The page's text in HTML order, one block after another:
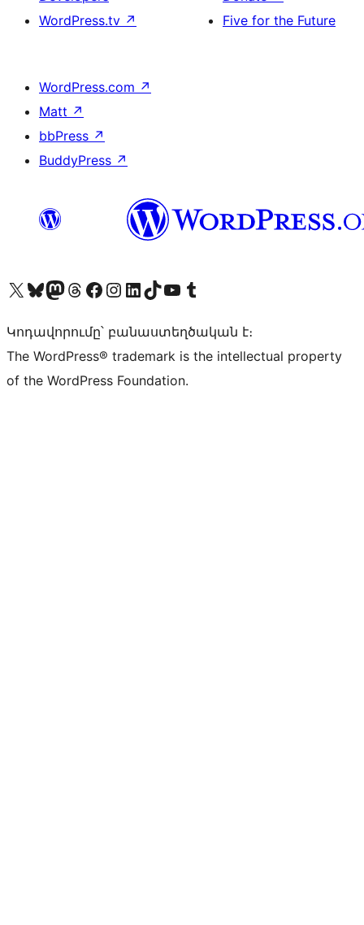
WordPress.tv ↗
Five for the Future
WordPress.com ↗
Matt ↗
bbPress ↗
BuddyPress ↗
Visit our X (formerly Twitter) account
Visit our Bluesky account
Visit our Mastodon account
Visit our Threads account
Visit our Facebook page
Visit our Instagram account
Visit our LinkedIn account
Visit our TikTok account
Visit our YouTube channel
Visit our Tumblr account
Կոդավորումը՝ բանաստեղծական է։
The WordPress® trademark is the intellectual property
of the WordPress Foundation.